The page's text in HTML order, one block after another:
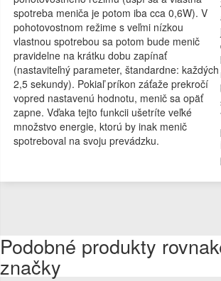
spotreba meniča je potom iba cca 0,6W). V
pohotovostnom režime s veľmi nízkou
vlastnou spotrebou sa potom bude menič
pravidelne na krátku dobu zapínať
(nastaviteľný parameter, štandardne: každých
2,5 sekundy). Pokiaľ príkon záťaže prekročí
vopred nastavenú hodnotu, menič sa opäť
zapne. Vďaka tejto funkcii ušetríte veľké
množstvo energie, ktorú by inak menič
spotreboval na svoju prevádzku.
Podobné produkty
značky